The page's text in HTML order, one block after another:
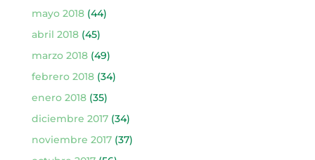
mayo 2018(44)
abril 2018(45)
marzo 2018(49)
febrero 2018(34)
enero 2018(35)
diciembre 2017(34)
noviembre 2017(37)